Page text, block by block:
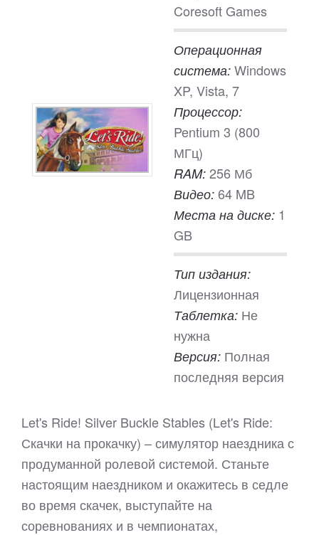
Coresoft Games
Операционная
система: Windows
XP, Vista, 7
Процессор:
Pentium 3 (800
МГц)
RAM: 256 Мб
Видео: 64 MB
Места на диске: 1
GB
Тип издания:
Лицензионная
Таблетка: Не
нужна
Версия: Полная
последняя версия
Let's Ride! Silver Buckle Stables (Let's Ride:
Скачки на прокачку) – симулятор наездника с
продуманной ролевой системой. Станьте
настоящим наездником и окажитесь в седле
во время скачек, выступайте на
соревнованиях и в чемпионатах,